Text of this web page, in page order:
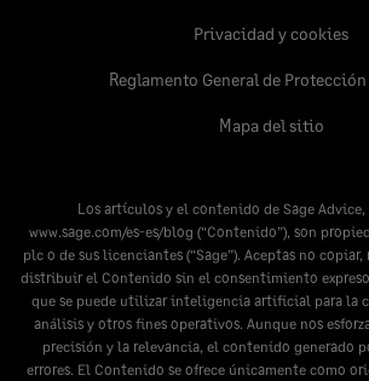
Privacidad y cookies
Reglamento General de Protección
Mapa del sitio
Los artículos y el contenido de Sage
www.sage.com/es-es/blog (“Contenido”), son
plc o de sus licenciantes (“Sage”). Aceptas no
distribuir el Contenido sin el consentimiento expreso
que se puede utilizar inteligencia artificial para la
análisis y otros fines operativos. Aunque nos
precisión y la relevancia, el contenido generado
errores. El Contenido se ofrece únicamente como